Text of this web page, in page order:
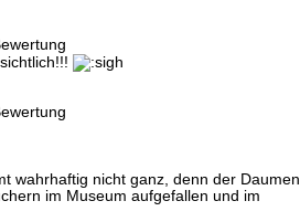
wahrhaftig nicht ganz, denn der Daumen
im Museum aufgefallen und im